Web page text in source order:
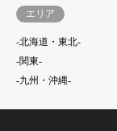
エリア
-北海道・東北-
-関東-
-九州・沖縄-